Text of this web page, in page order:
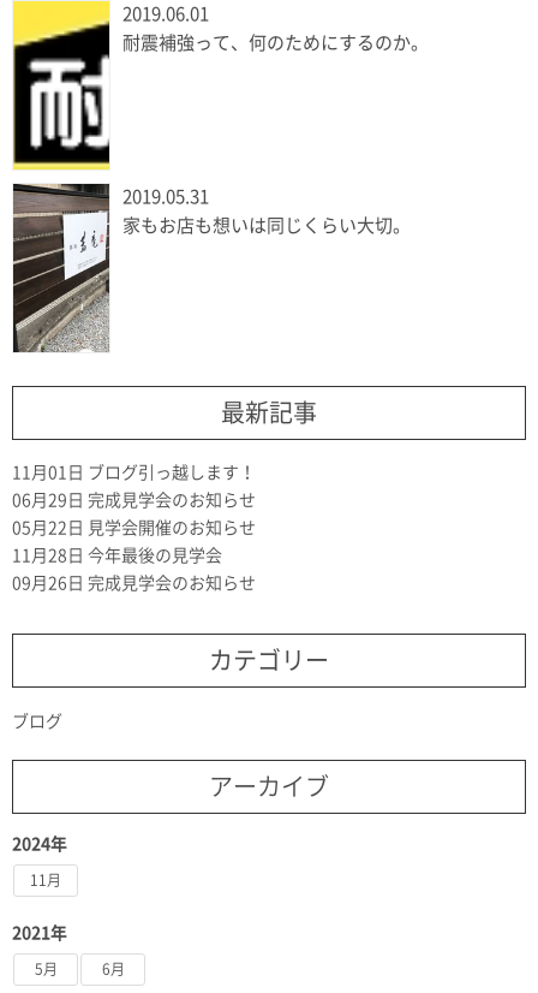
2019.06.01
耐震補強って、何のためにするのか。
2019.05.31
家もお店も想いは同じくらい大切。
最新記事
11月01日 ブログ引っ越します！
06月29日 完成見学会のお知らせ
05月22日 見学会開催のお知らせ
11月28日 今年最後の見学会
09月26日 完成見学会のお知らせ
カテゴリー
ブログ
アーカイブ
2024年
11月
2021年
5月 6月